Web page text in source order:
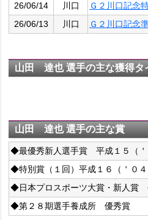
26/06/14
川口
Ｇ２川口記念
26/06/13
川口 Ｇ２川口記念
山田 達也 選手の主な獲得タ
山田 達也 選手の主な賞
◆最優秀新人選手賞 平成１５（＇
◆特別賞（１回）平成１６（＇０４
◆日本プロスポーツ大賞・新人賞
◆第２８期選手養成所 優秀賞